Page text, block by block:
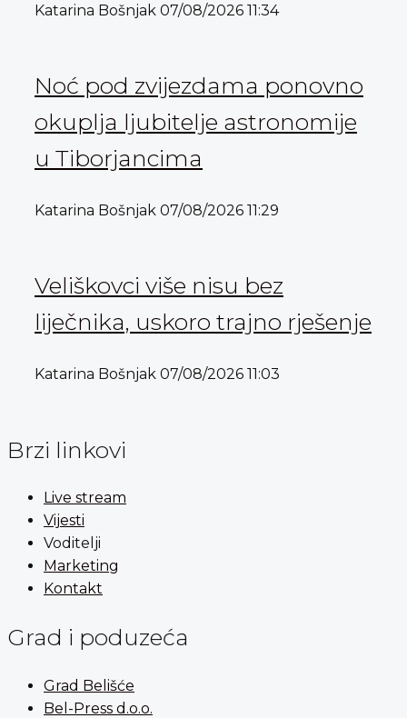
Katarina Bošnjak 07/08/2026 11:34
Noć pod zvijezdama ponovno
okuplja ljubitelje astronomije
u Tiborjancima
Katarina Bošnjak 07/08/2026 11:29
Veliškovci više nisu bez
liječnika, uskoro trajno rješenje
Katarina Bošnjak 07/08/2026 11:03
Brzi linkovi
Live stream
Vijesti
Voditelji
Marketing
Kontakt
Grad i poduzeća
Grad Belišće
Bel-Press d.o.o.